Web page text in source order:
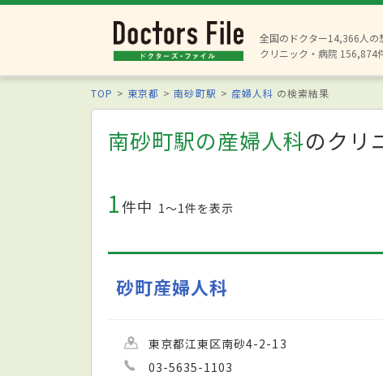
全国のドクター14,366人の
クリニック・病院 156,874
TOP 東京都 南砂町駅 産婦人科 の検索結果
南砂町駅の産婦人科のクリ
1件中 1〜1件を表示
砂町産婦人科
東京都江東区南砂4-2-13
03-5635-1103